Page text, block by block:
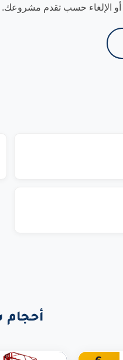
أو الإلغاء حسب تقدم مشروعك.
أحجام